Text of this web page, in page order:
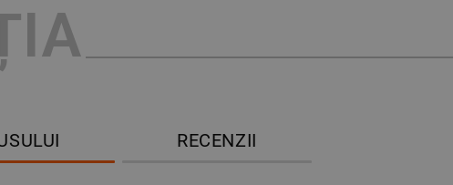
RECENZII